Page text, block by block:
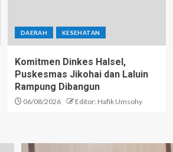
DAERAH KESEHATAN
Komitmen Dinkes Halsel,
Puskesmas Jikohai dan Laluin
Rampung Dibangun
06/08/2026 Editor: Hafik Umsohy